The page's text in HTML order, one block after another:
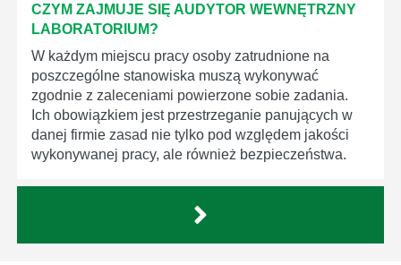
CZYM ZAJMUJE SIĘ AUDYTOR WEWNĘTRZNY
LABORATORIUM?
W każdym miejscu pracy osoby zatrudnione na
poszczególne stanowiska muszą wykonywać
zgodnie z zaleceniami powierzone sobie zadania.
Ich obowiązkiem jest przestrzeganie panujących w
danej firmie zasad nie tylko pod względem jakości
wykonywanej pracy, ale również bezpieczeństwa.